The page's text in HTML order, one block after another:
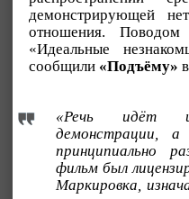
демонстрирующей
отношения. Поводом
«Идеальные
сообщили «Подъёму»
«Речь идёт
демонстрации,
принципиально
фильм был
Маркировка,